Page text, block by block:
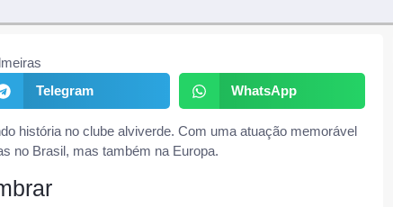
Telegram WhatsApp
história no clube alviverde. Com uma atuação memorável
no Brasil, mas também na Europa.